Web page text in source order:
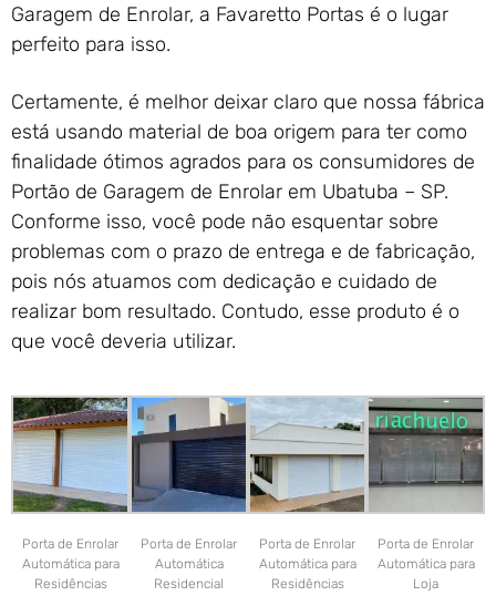
Garagem de Enrolar, a Favaretto Portas é o lugar
perfeito para isso.
Certamente, é melhor deixar claro que nossa fábrica
está usando material de boa origem para ter como
finalidade ótimos agrados para os consumidores de
Portão de Garagem de Enrolar em Ubatuba – SP.
Conforme isso, você pode não esquentar sobre
problemas com o prazo de entrega e de fabricação,
pois nós atuamos com dedicação e cuidado de
realizar bom resultado. Contudo, esse produto é o
que você deveria utilizar.
Porta de Enrolar
Automática para
Residências
Porta de Enrolar
Automática
Residencial
Porta de Enrolar
Automática para
Residências
Porta de Enrolar
Automática para
Loja